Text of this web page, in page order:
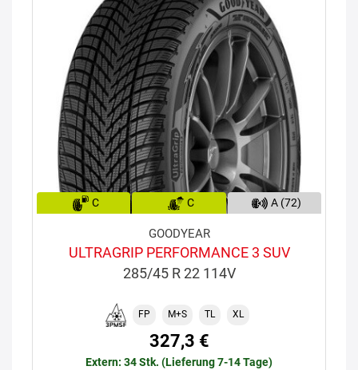
C C A (72)
GOODYEAR
ULTRAGRIP PERFORMANCE 3 SUV
285/45 R 22 114V
FP M+S TL XL
327,3 €
Extern: 34 Stk. (Lieferung 7-14 Tage)